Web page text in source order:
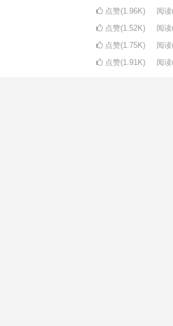
点赞(1.96K) 阅读
点赞(1.52K) 阅读
点赞(1.75K) 阅读
点赞(1.91K) 阅读